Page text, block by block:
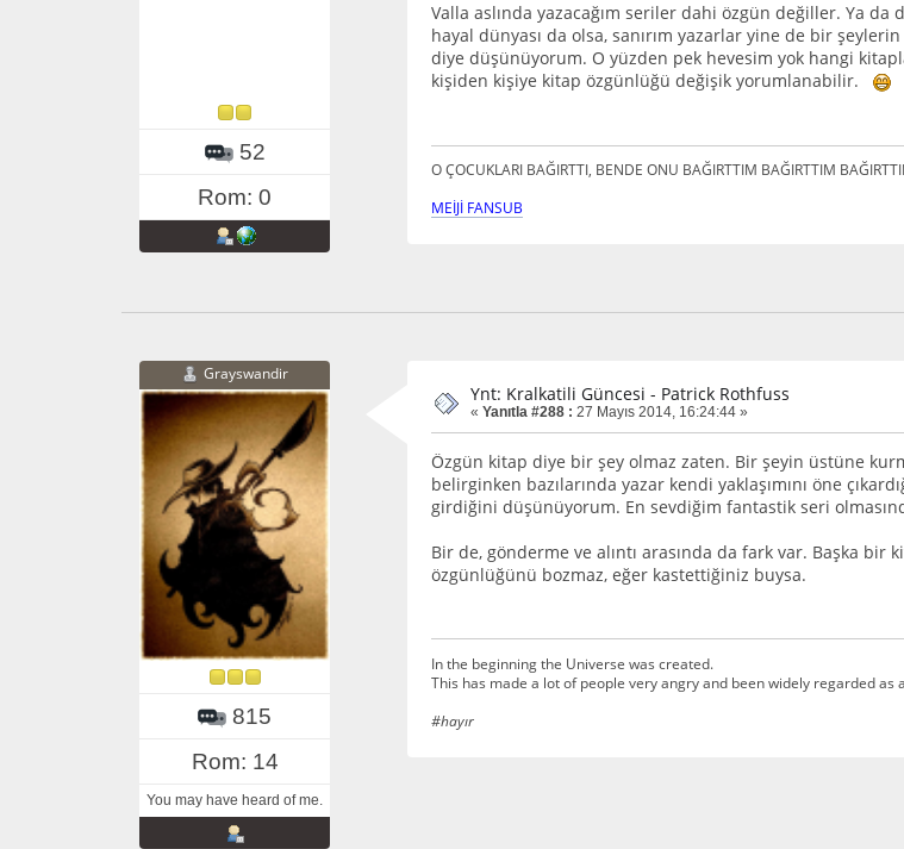
52
Rom: 0
Valla aslında yazacağım seriler dahi özgün değiller. Ya
hayal dünyası da olsa, sanırım yazarlar yine de bir
diye düşünüyorum. O yüzden pek hevesim yok hangi
kişiden kişiye kitap özgünlüğü değişik yorumlanabilir.
O ÇOCUKLARI BAĞIRTTI, BENDE ONU BAĞIRTTIM BAĞIRTTIM
MEİJİ FANSUB
Grayswandir
815
Rom: 14
You may have heard of me.
Ynt: Kralkatili Güncesi - Patrick Rothfuss
« Yanıtla #288 : 27 Mayıs 2014, 16:24:44 »
Özgün kitap diye bir şey olmaz zaten. Bir şeyin üstüne
belirginken bazılarında yazar kendi yaklaşımını öne
girdiğini düşünüyorum. En sevdiğim fantastik seri
Bir de, gönderme ve alıntı arasında da fark var. Başka bir
özgünlüğünü bozmaz, eğer kastettiğiniz buysa.
In the beginning the Universe was created.
This has made a lot of people very angry and been widely regarded as
#hayır